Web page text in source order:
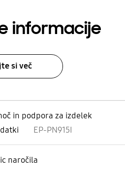
informacije
si več
in podpora za izdelek
EP-PN915I
naročila